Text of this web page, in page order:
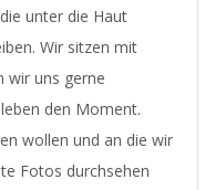
unter die Haut
Wir sitzen mit
wir uns gerne
den Moment.
wollen und an die wir
Fotos durchsehen